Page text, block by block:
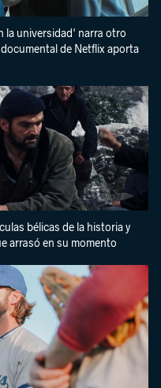
la universidad' narra otro
de Netflix aporta
bélicas de la historia y
arrasó en su momento